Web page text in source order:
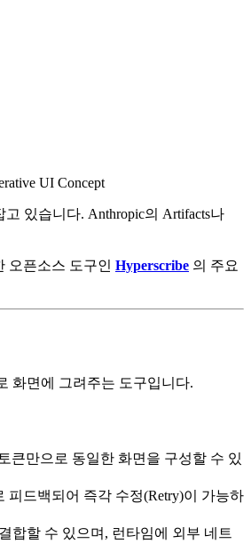
UI Concept
있습니다. Anthropic의 Artifacts나
오픈소스 도구인 Hyperscribe 의 주요
화면에 그려주는 도구입니다.
큰만으로 동일한 화면을 구성할 수 있
피드백되어 즉각 수정(Retry)이 가능하
합할 수 있으며, 런타임에 외부 네트